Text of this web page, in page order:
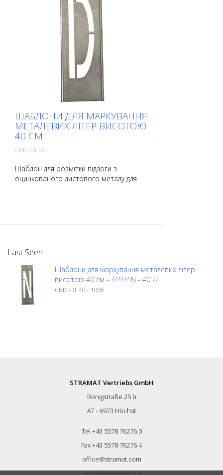
ШАБЛОНИ ДЛЯ МАРКУВАННЯ
МЕТАЛЕВИХ ЛІТЕР ВИСОТОЮ
40 СМ
CMC-DL40
Шаблон для розмітки підлоги з
оцинкованого листового металу для
Last Seen
Шаблони для маркування металевих літер
висотою 40 см - ?????? N - 40 ??
CMC-DL40 - 1086
STRAMAT Vertriebs GmbH
Bonigstraße 25 b
AT - 6973 Höchst
Tel +43 5578 76276 0
Fax +43 5578 76276 4
office@stramat.com
http://www.rmcd.eu